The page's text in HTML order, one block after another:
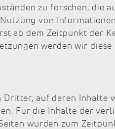
zu forschen, die
von
ab dem Zeitpunkt der
werden wir
auf deren Inhalte
Für die Inhalte der
wurden zum